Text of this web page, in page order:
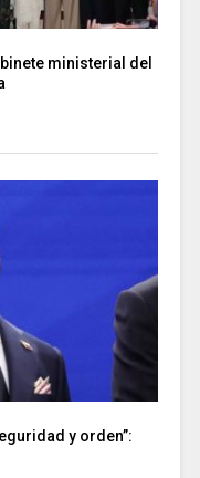
ministerial del
y orden”: